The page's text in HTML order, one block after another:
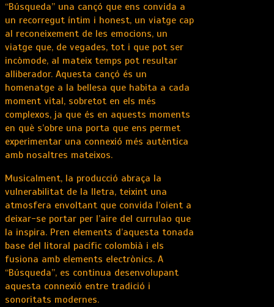
“Búsqueda” una cançó que ens convida a
un recorregut íntim i honest, un viatge cap
al reconeixement de les emocions, un
viatge que, de vegades, tot i que pot ser
incòmode, al mateix temps pot resultar
alliberador. Aquesta cançó és un
homenatge a la bellesa que habita a cada
moment vital, sobretot en els més
complexos, ja que és en aquests moments
en què s’obre una porta que ens permet
experimentar una connexió més autèntica
amb nosaltres mateixos.
Musicalment, la producció abraça la
vulnerabilitat de la lletra, teixint una
atmosfera envoltant que convida l’oient a
deixar-se portar per l’aire del currulao que
la inspira. Pren elements d’aquesta tonada
base del litoral pacífic colombià i els
fusiona amb elements electrònics. A
“Búsqueda”, es continua desenvolupant
aquesta connexió entre tradició i
sonoritats modernes.